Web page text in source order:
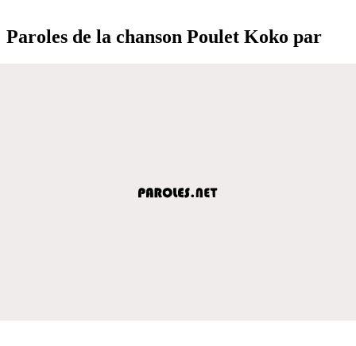
Paroles de la chanson Poulet Koko par